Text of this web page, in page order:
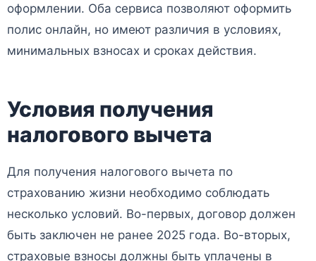
оформлении. Оба сервиса позволяют оформить
полис онлайн, но имеют различия в условиях,
минимальных взносах и сроках действия.
Условия получения
налогового вычета
Для получения налогового вычета по
страхованию жизни необходимо соблюдать
несколько условий. Во-первых, договор должен
быть заключен не ранее 2025 года. Во-вторых,
страховые взносы должны быть уплачены в